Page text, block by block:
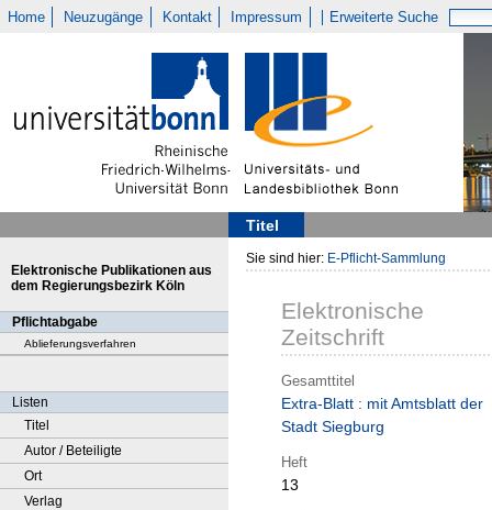
Home Neuzugänge Kontakt Impressum Erweiterte Suche
Titel
Elektronische Publikationen aus
dem Regierungsbezirk Köln
Pflichtabgabe
Ablieferungsverfahren
Listen
Titel
Autor / Beteiligte
Ort
Verlag
Sie sind hier: E-Pflicht-Sammlung
Elektronische
Zeitschrift
Gesamttitel
Extra-Blatt : mit Amtsblatt der
Stadt Siegburg
Heft
13